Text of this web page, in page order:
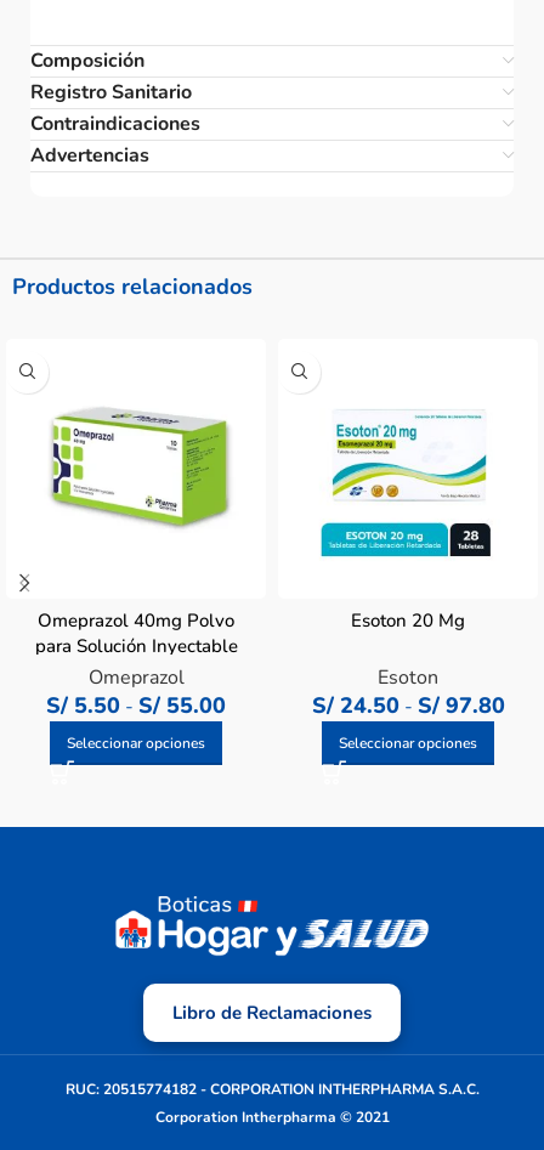
Composición
Registro Sanitario
Contraindicaciones
Advertencias
Productos relacionados
Omeprazol 40mg Polvo
para Solución Inyectable
Omeprazol
S/ 5.50 - S/ 55.00
Seleccionar opciones
Esoton 20 Mg
Esoton
S/24.50 - S/97.80
Seleccionar opciones
Libro de Reclamaciones
RUC: 20515774182 - CORPORATION INTHERPHARMA S.A.C.
Corporation Intherpharma © 2021